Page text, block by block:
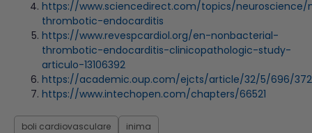
https://www.sciencedirect.com/topics/neuroscience/
thrombotic-endocarditis
https://www.revespcardiol.org/en-nonbacterial-
thrombotic-endocarditis-clinicopathologic-study-
articulo-13106392
https://academic.oup.com/ejcts/article/32/5/696/
https://www.intechopen.com/chapters/66521
boli cardiovasculare inima